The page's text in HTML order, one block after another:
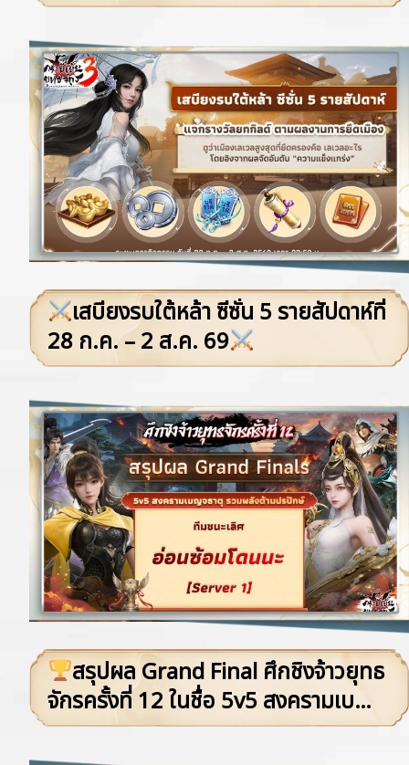
เสบียงรบใต้หล้า ซีซั่น 5 รายสัปดาห์ที่
28 ก.ค. – 2 ส.ค. 69
สรุปผล Grand Final ศึกชิงจ้าวยุทธ
จักรครั้งที่ 12 ในชื่อ 5v5 สงครามเบญจ
ธาตุ รวมพลังต้านปรปักษ์